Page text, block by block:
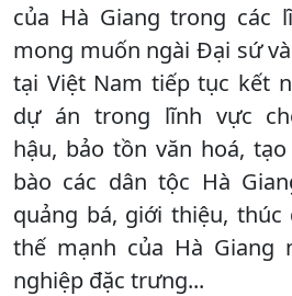
của Hà Giang trong các
mong muốn ngài Đại sứ
tại Việt Nam tiếp tục kết
dự án trong lĩnh vực
hậu, bảo tồn văn hoá,
bào các dân tộc Hà
quảng bá, giới thiệu, thúc
thế mạnh của Hà Giang
nghiệp đặc trưng...